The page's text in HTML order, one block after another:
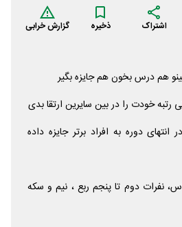
اشتراک ذخیره گزارش خرابی
هم درس بخون هم جایزه بگیر
رتبه خودت را در بین سایرین ارتقا بدی
انتهای دوره به افراد برتر جایزه داده
برنده 1 الماس، نفرات دوم تا پنجم ربع ، نیم و سکه